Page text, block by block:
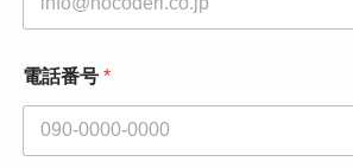
電話番号 *